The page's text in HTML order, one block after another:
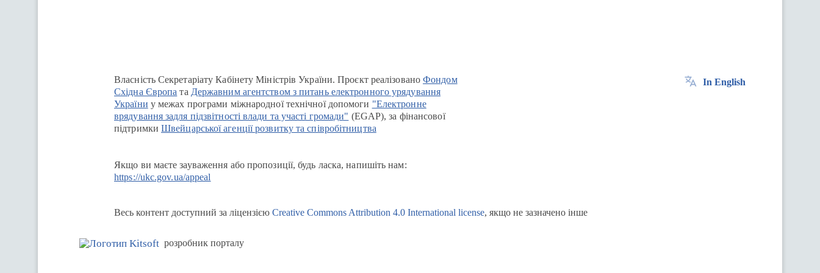
Власність Секретаріату Кабінету Міністрів України. Проєкт реалізованоФондом
Східна Європа та Державним агентством з питань електронного урядування
України у межах програми міжнародної технічної допомоги "Електронне
врядування задля підзвітності влади та участі громади" (EGAP), за фінансової
підтримки Швейцарської агенції розвитку та співробітництва
Якщо ви маєте зауваження або пропозиції, будь ласка, напишіть нам:
https://ukc.gov.ua/appeal
In English
Весь контент доступний за ліцензією Creative Commons Attribution 4.0 International license, якщо не зазначено інше
розробник порталу